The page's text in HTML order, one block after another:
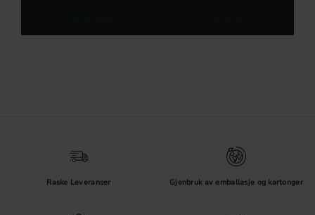
Raske Leveranser Gjenbruk av emballasje og kartonger